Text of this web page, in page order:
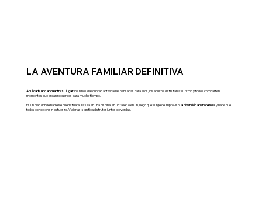
LA AVENTURA FAMILIAR DEFINITIVA
Aquí cada uno encuentra su lugar: los niños descubren actividades pensadas para ellos, los adultos disfrutan a su ritmo y todos comparten
momentos que crean recuerdos para mucho tiempo.
Es un plan donde nadie se queda fuera. Ya sea en una piscina, en un taller, o en un juego que surge de improviso, la diversión aparece solay hace que
todos conecten sin esfuerzo. Viajar así significa disfrutar juntos de verdad.